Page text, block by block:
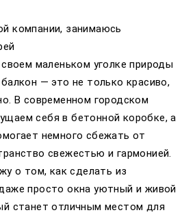
компании, занимаюсь
маленьком уголке природы
— это не только красиво,
В современном городском
себя в бетонной коробке, а
немного сбежать от
свежестью и гармонией.
о том, как сделать из
просто окна уютный и живой
станет отличным местом для